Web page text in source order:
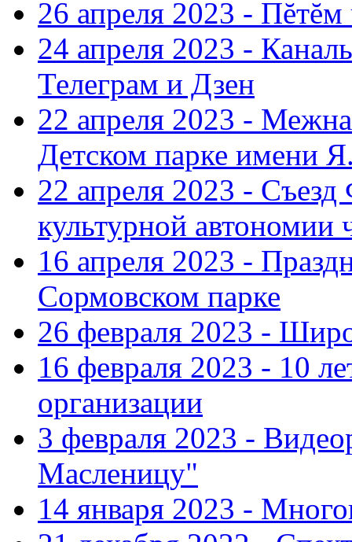
26 апреля 2023 -
24 апреля 2023 -
Телеграм и Дзен
22 апреля 2023 -
Детском парке имени
22 апреля 2023 -
культурной автономии
16 апреля 2023 -
Сормовском парке
26 февраля 2023 -
16 февраля 2023 - 10
организации
3 февраля 2023 -
Масленицу"
14 января 2023 -